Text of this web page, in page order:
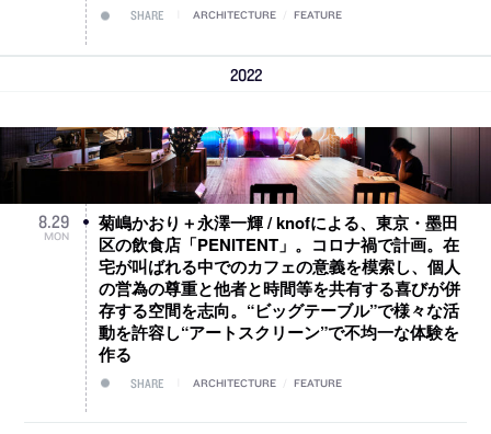
SHARE ARCHITECTURE FEATURE
2022
8.29
MON
菊嶋かおり＋永澤一輝 / knofによる、東京・墨田
区の飲食店「PENITENT」。コロナ禍で計画。在
宅が叫ばれる中でのカフェの意義を模索し、個人
の営為の尊重と他者と時間等を共有する喜びが併
存する空間を志向。“ビッグテーブル”で様々な活
動を許容し“アートスクリーン”で不均一な体験を
作る
SHARE ARCHITECTURE FEATURE